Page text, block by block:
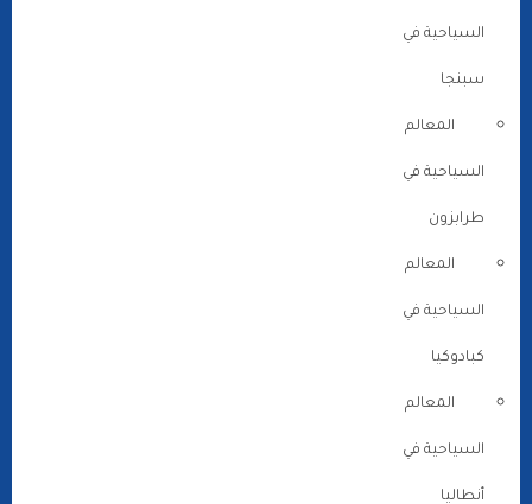
السياحية في
سبنجا
المعالم
السياحية في
طرابزون
المعالم
السياحية في
كبادوكيا
المعالم
السياحية في
أنطاليا